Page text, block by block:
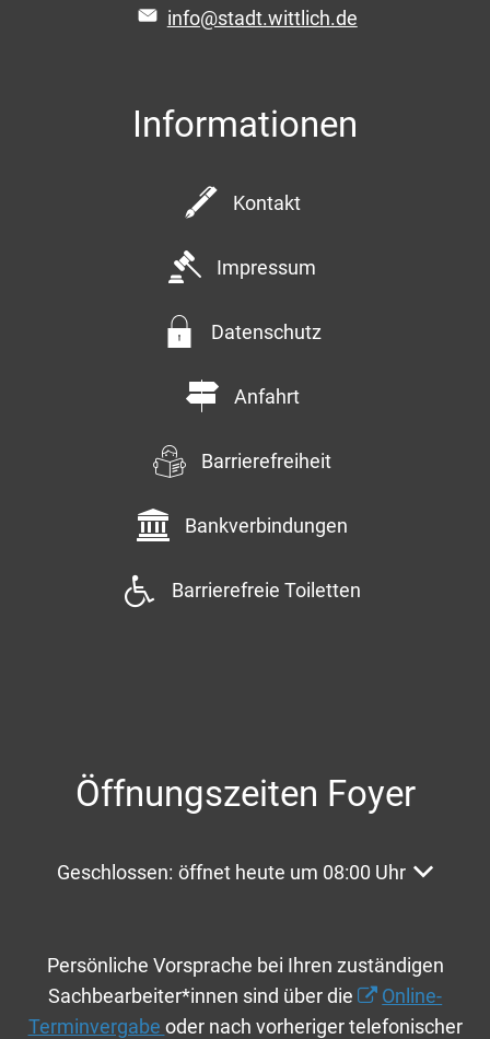
info@stadt.wittlich.de
Informationen
Kontakt
Impressum
Datenschutz
Anfahrt
Barrierefreiheit
Bankverbindungen
Barrierefreie Toiletten
Öffnungszeiten Foyer
Klicken, um weitere Öffnungs- oder Schließzeiten
Geschlossen: öffnet heute um 08:00 Uhr
Persönliche Vorsprache bei Ihren zuständigen
Sachbearbeiter*innen sind über die
Online-
Terminvergabe oder nach vorheriger telefonischer